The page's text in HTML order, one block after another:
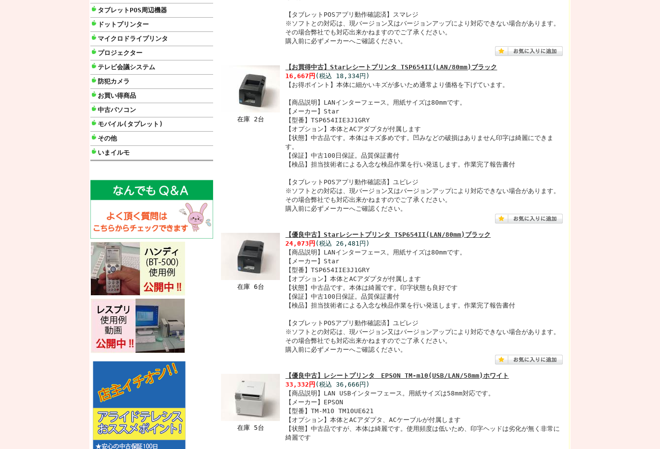
タブレットPOS周辺機器
ドットプリンター
マイクロドライプリンタ
プロジェクター
テレビ会議システム
防犯カメラ
お買い得商品
中古パソコン
モバイル(タプレット)
その他
いまイルモ
【タブレットPOSアプリ動作確認済】スマレジ
※ソフトとの対応は、現バージョン又はバージョンアップにより対応できない場合があります。
その場合弊社でも対応出来かねますのでご了承ください。
購入前に必ずメーカーへご確認ください。
在庫 2台
【お買得中古】Starレシートプリンタ TSP654II(LAN/80mm)ブラック
16,667円 (税込 18,334円)
【お得ポイント】本体に細かいキズが多いため通常より価格を下げています。
【商品説明】LANインターフェース。用紙サイズは80mmです。
【メーカー】Star
【型番】TSP654IIE3J1GRY
【オプション】本体とACアダプタが付属します
【状態】中古品です。本体はキズ多めです。凹みなどの破損はありません印字は綺麗にできま
す。
【保証】中古100日保証。品質保証書付
【検品】担当技術者による入念な検品作業を行い発送します。作業完了報告書付
【タブレットPOSアプリ動作確認済】ユビレジ
※ソフトとの対応は、現バージョン又はバージョンアップにより対応できない場合があります。
その場合弊社でも対応出来かねますのでご了承ください。
購入前に必ずメーカーへご確認ください。
在庫 6台
【優良中古】Starレシートプリンタ TSP654II(LAN/80mm)ブラック
24,073円 (税込 26,481円)
【商品説明】LANインターフェース。用紙サイズは80mmです。
【メーカー】Star
【型番】TSP654IIE3J1GRY
【オプション】本体とACアダプタが付属します
【状態】中古品です。本体は綺麗です。印字状態も良好です
【保証】中古100日保証。品質保証書付
【検品】担当技術者による入念な検品作業を行い発送します。作業完了報告書付
【タブレットPOSアプリ動作確認済】ユビレジ
※ソフトとの対応は、現バージョン又はバージョンアップにより対応できない場合があります。
その場合弊社でも対応出来かねますのでご了承ください。
購入前に必ずメーカーへご確認ください。
在庫 5台
【優良中古】レシートプリンタ EPSON TM-m10(USB/LAN/58mm)ホワイト
33,332円 (税込 36,666円)
【商品説明】LAN USBインターフェース。用紙サイズは58mm対応です。
【メーカー】EPSON
【型番】TM-M10 TM10UE621
【オプション】本体とACアダプタ、ACケーブルが付属します
【状態】中古品ですが、本体は綺麗です。使用頻度は低いため、印字ヘッドは劣化が無く非常に
綺麗です